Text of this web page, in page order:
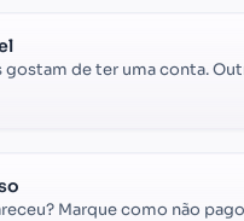
de ter uma conta.
Marque como não